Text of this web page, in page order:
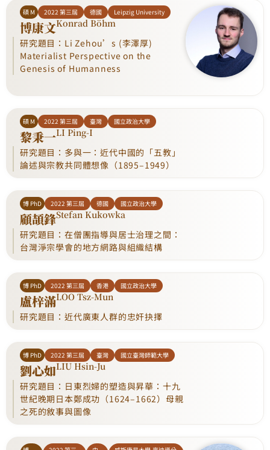
碩 M 2022 第三屆 德國 Leipzig University
博康文Konrad Böhm
研究題目：Li Zehou’s (李澤厚)
Materialist Perspective on the
Genesis of Humanness
碩 M 2022 第三屆 臺灣 國立政治大學
黎秉一LI Ping-I
研究題目：多與一：近代中國的「五教」
論述與宗教共同體想像（1895–1949）
博 PhD 2022 第三屆 德國 國立政治大學
顧頡鋒Stefan Kukowka
研究題目：在僧團指導與居士治理之間：
台灣淨宗學會的地方網路與組織結構
博 PhD 2022 第三屆 香港 國立政治大學
盧梓滿LOO Tsz-Mun
研究題目：近代廣東人群的忠奸抉擇
博 PhD 2022 第三屆 臺灣 國立臺灣師範大學
劉心如LIU Hsin-Ju
研究題目：日東烈婦的塑造與昇華：十九
世紀晚期日本鄭成功（1624–1662）母親
之死的敘事與圖像